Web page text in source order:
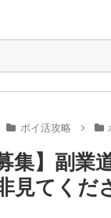
ポイ活攻略
集】副
見てくだ